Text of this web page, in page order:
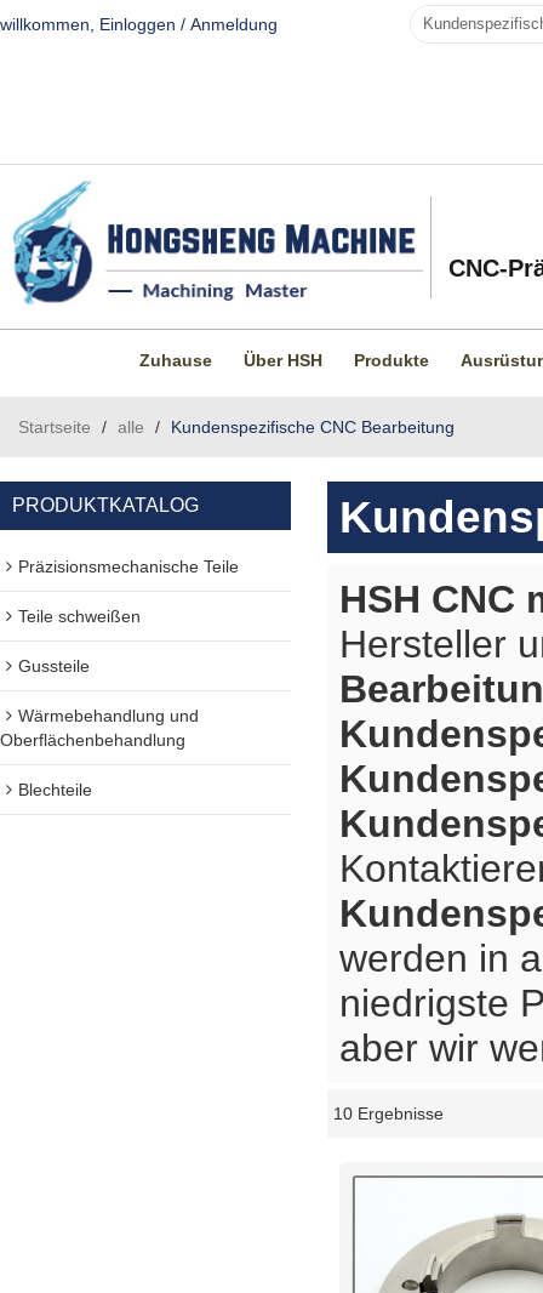
willkommen, Einloggen / Anmeldung
CNC-
Zuhause Über HSH Produkte
Startseite / alle / Kundenspezifische CNC Bearbeitung
PRODUKTKATALOG
Präzisionsmechanische Teile
Teile schweißen
Gussteile
Wärmebehandlung und
Oberflächenbehandlung
Blechteile
HSH CNC
Hersteller
werden in
niedrigste
aber wir
10 Ergebnisse